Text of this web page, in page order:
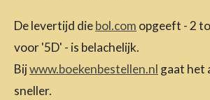
De levertijd diebol.com opgeeft - 2
voor '5D' - is belachelijk.
Bijwww.boekenbestellen.nl gaat het
sneller.